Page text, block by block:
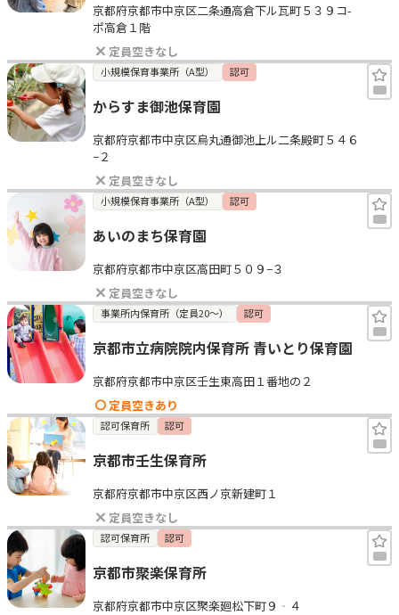
京都府京都市中京区二条通高倉下ル瓦町５３９コ-
ポ高倉１階
定員空きなし
小規模保育事業所（A型） 認可
からすま御池保育園
京都府京都市中京区烏丸通御池上ル二条殿町５４６
−２
定員空きなし
小規模保育事業所（A型） 認可
あいのまち保育園
京都府京都市中京区高田町５０９−３
定員空きなし
事業所内保育所（定員20～） 認可
京都市立病院院内保育所 青いとり保育園
京都府京都市中京区壬生東高田１番地の２
定員空きあり
認可保育所 認可
京都市壬生保育所
京都府京都市中京区西ノ京新建町１
定員空きなし
認可保育所 認可
京都市聚楽保育所
京都府京都市中京区聚楽廻松下町９‐４